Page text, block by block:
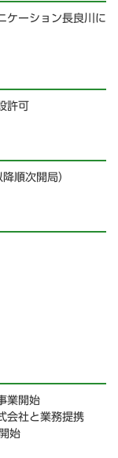
ケーション長良川に
許可
順次開局）
業開始
会社と業務提携
始